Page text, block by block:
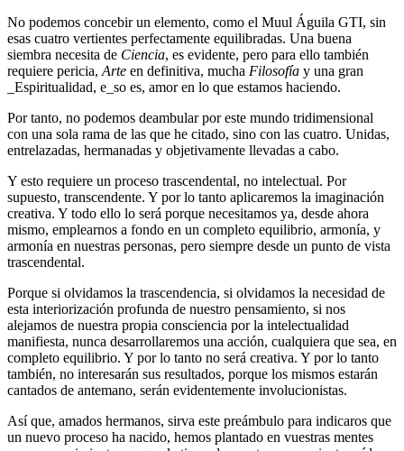
No podemos concebir un elemento, como el Muul Águila GTI, sin
esas cuatro vertientes perfectamente equilibradas. Una buena
siembra necesita de Ciencia, es evidente, pero para ello también
requiere pericia, Arte en definitiva, mucha Filosofía y una gran
_Espiritualidad, e_so es, amor en lo que estamos haciendo.
Por tanto, no podemos deambular por este mundo tridimensional
con una sola rama de las que he citado, sino con las cuatro. Unidas,
entrelazadas, hermanadas y objetivamente llevadas a cabo.
Y esto requiere un proceso trascendental, no intelectual. Por
supuesto, transcendente. Y por lo tanto aplicaremos la imaginación
creativa. Y todo ello lo será porque necesitamos ya, desde ahora
mismo, emplearnos a fondo en un completo equilibrio, armonía, y
armonía en nuestras personas, pero siempre desde un punto de vista
trascendental.
Porque si olvidamos la trascendencia, si olvidamos la necesidad de
esta interiorización profunda de nuestro pensamiento, si nos
alejamos de nuestra propia consciencia por la intelectualidad
manifiesta, nunca desarrollaremos una acción, cualquiera que sea, en
completo equilibrio. Y por lo tanto no será creativa. Y por lo tanto
también, no interesarán sus resultados, porque los mismos estarán
cantados de antemano, serán evidentemente involucionistas.
Así que, amados hermanos, sirva este preámbulo para indicaros que
un nuevo proceso ha nacido, hemos plantado en vuestras mentes